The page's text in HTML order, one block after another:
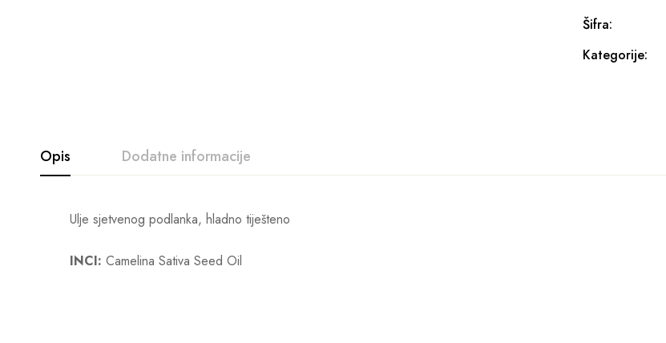
Šifra:
Kategorije:
Opis Dodatne informacije
Ulje sjetvenog podlanka, hladno tiješteno
INCI: Camelina Sativa Seed Oil